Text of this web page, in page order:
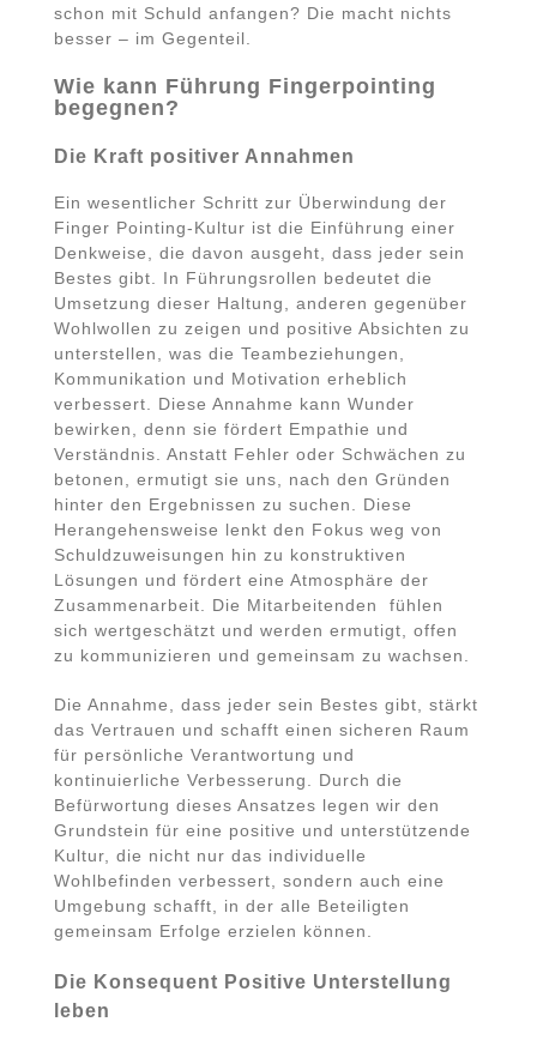
schon mit Schuld anfangen? Die macht nichts
besser – im Gegenteil.
Wie kann Führung Fingerpointing
begegnen?
Die Kraft positiver Annahmen
Ein wesentlicher Schritt zur Überwindung der
Finger Pointing-Kultur ist die Einführung einer
Denkweise, die davon ausgeht, dass jeder sein
Bestes gibt. In Führungsrollen bedeutet die
Umsetzung dieser Haltung, anderen gegenüber
Wohlwollen zu zeigen und positive Absichten zu
unterstellen, was die Teambeziehungen,
Kommunikation und Motivation erheblich
verbessert. Diese Annahme kann Wunder
bewirken, denn sie fördert Empathie und
Verständnis. Anstatt Fehler oder Schwächen zu
betonen, ermutigt sie uns, nach den Gründen
hinter den Ergebnissen zu suchen. Diese
Herangehensweise lenkt den Fokus weg von
Schuldzuweisungen hin zu konstruktiven
Lösungen und fördert eine Atmosphäre der
Zusammenarbeit. Die Mitarbeitenden fühlen
sich wertgeschätzt und werden ermutigt, offen
zu kommunizieren und gemeinsam zu wachsen.
Die Annahme, dass jeder sein Bestes gibt, stärkt
das Vertrauen und schafft einen sicheren Raum
für persönliche Verantwortung und
kontinuierliche Verbesserung. Durch die
Befürwortung dieses Ansatzes legen wir den
Grundstein für eine positive und unterstützende
Kultur, die nicht nur das individuelle
Wohlbefinden verbessert, sondern auch eine
Umgebung schafft, in der alle Beteiligten
gemeinsam Erfolge erzielen können.
Die Konsequent Positive Unterstellung
leben